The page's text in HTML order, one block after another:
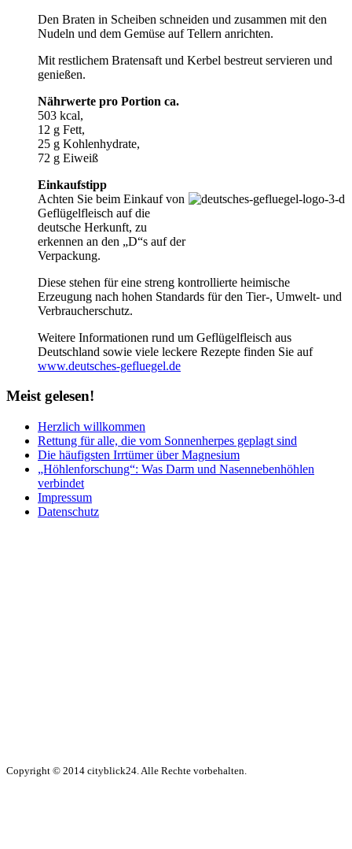
Den Braten in Scheiben schneiden und zusammen mit den
Nudeln und dem Gemüse auf Tellern anrichten.
Mit restlichem Bratensaft und Kerbel bestreut servieren und
genießen.
Nährwerte pro Portion ca.
503 kcal,
12 g Fett,
25 g Kohlenhydrate,
72 g Eiweiß
Einkaufstipp
Achten Sie beim Einkauf von
Geflügelfleisch auf die
deutsche Herkunft, zu
erkennen an den „D“s auf der
Verpackung.
Diese stehen für eine streng kontrollierte heimische
Erzeugung nach hohen Standards für den Tier-, Umwelt- und
Verbraucherschutz.
Weitere Informationen rund um Geflügelfleisch aus
Deutschland sowie viele leckere Rezepte finden Sie auf
www.deutsches-gefluegel.de
Meistgelesen!
Herzlich willkommen
Rettung für alle, die vom Sonnenherpes geplagt sind
Die häufigsten Irrtümer über Magnesium
„Höhlenforschung“: Was Darm und Nasennebenhöhlen
verbindet
Impressum
Datenschutz
Copyright © 2014 cityblick24. Alle Rechte vorbehalten.